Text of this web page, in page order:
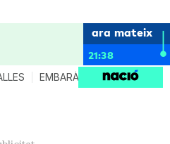
ara mateix
21:38
EMBARÀS CRIANÇA